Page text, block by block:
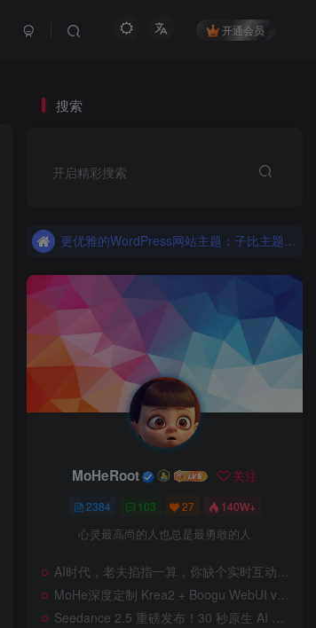
开通会员
搜索
开启精彩搜索
更优雅的WordPress网站主题：子比主题！全面开启
更优雅的WordPress网站主题：子比主题！全面开启
MoHeRoot 关注
2384 103 27 140W+
心灵最高尚的人也总是最勇敢的人
AI时代，老夫掐指一算，你缺个实时互动的 AI 赛博女友！无需 API、完全免费、实时语音互动，零延迟打造专属 AI 数字女友，附本地部署教程！
MoHe深度定制 Krea2 + Boogu WebUI v2.0 重磅发布！专为 AI 室内设计师打造，一键切换定制工作流，彻底告别 ComfyUI 复杂节点，一键生图！
Seedance 2.5 重磅发布！30 秒原生 AI 视频、50 个多模态参考、原位编辑全上线，告别抽卡盲盒，AI 视频正式进入导演时代！